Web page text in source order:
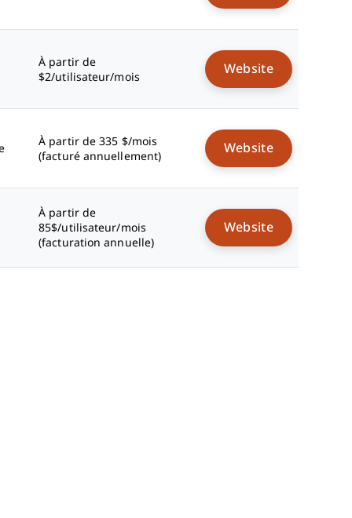
À partir de
$2/utilisateur/mois
Website
À partir de 335 $/mois
(facturé annuellement)
Website
À partir de
85$/utilisateur/mois
(facturation annuelle)
Website